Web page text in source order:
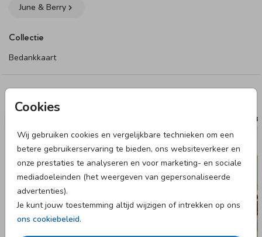
Cookies
Wij gebruiken cookies en vergelijkbare technieken om een
betere gebruikerservaring te bieden, ons websiteverkeer en
onze prestaties te analyseren en voor marketing- en sociale
mediadoeleinden (het weergeven van gepersonaliseerde
advertenties).
Je kunt jouw toestemming altijd wijzigen of intrekken op ons
ons cookiebeleid.
June & Berry
Collectie
Bedankkaart
Deze designs vind je misschien ook leuk